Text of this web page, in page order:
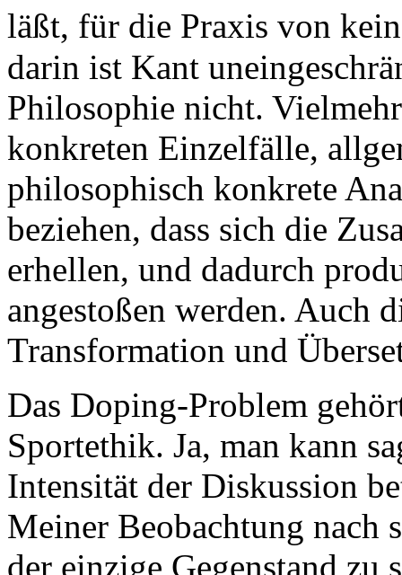
läßt, für die Praxis von
darin ist Kant
Philosophie nicht.
konkreten Einzelfälle,
philosophisch konkrete
beziehen, dass sich die
erhellen, und dadurch
angestoßen werden. Auch
Transformation und
Das Doping-Problem
Sportethik. Ja, man kann
Intensität der Diskussion
Meiner Beobachtung nach
der einzige Gegenstand zu